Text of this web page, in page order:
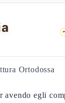
Ortodossa
avendo egli